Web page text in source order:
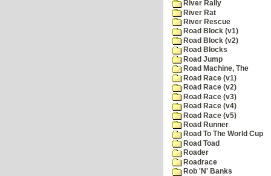
River Rally
River Rat
River Rescue
Road Block (v1)
Road Block (v2)
Road Blocks
Road Jump
Road Machine, The
Road Race (v1)
Road Race (v2)
Road Race (v3)
Road Race (v4)
Road Race (v5)
Road Runner
Road To The World Cup
Road Toad
Roader
Roadrace
Rob 'N' Banks